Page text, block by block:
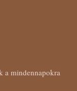
a mindennapokra